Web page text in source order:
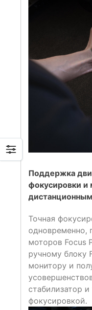
Поддержка
фокусировки и
Точная
одновременно,
моторов Focus
ручному блоку
монитору и
стабилизатор
фокусировкой.